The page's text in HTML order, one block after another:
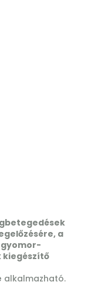
a
gyomor-
kiegészítő
alkalmazható.